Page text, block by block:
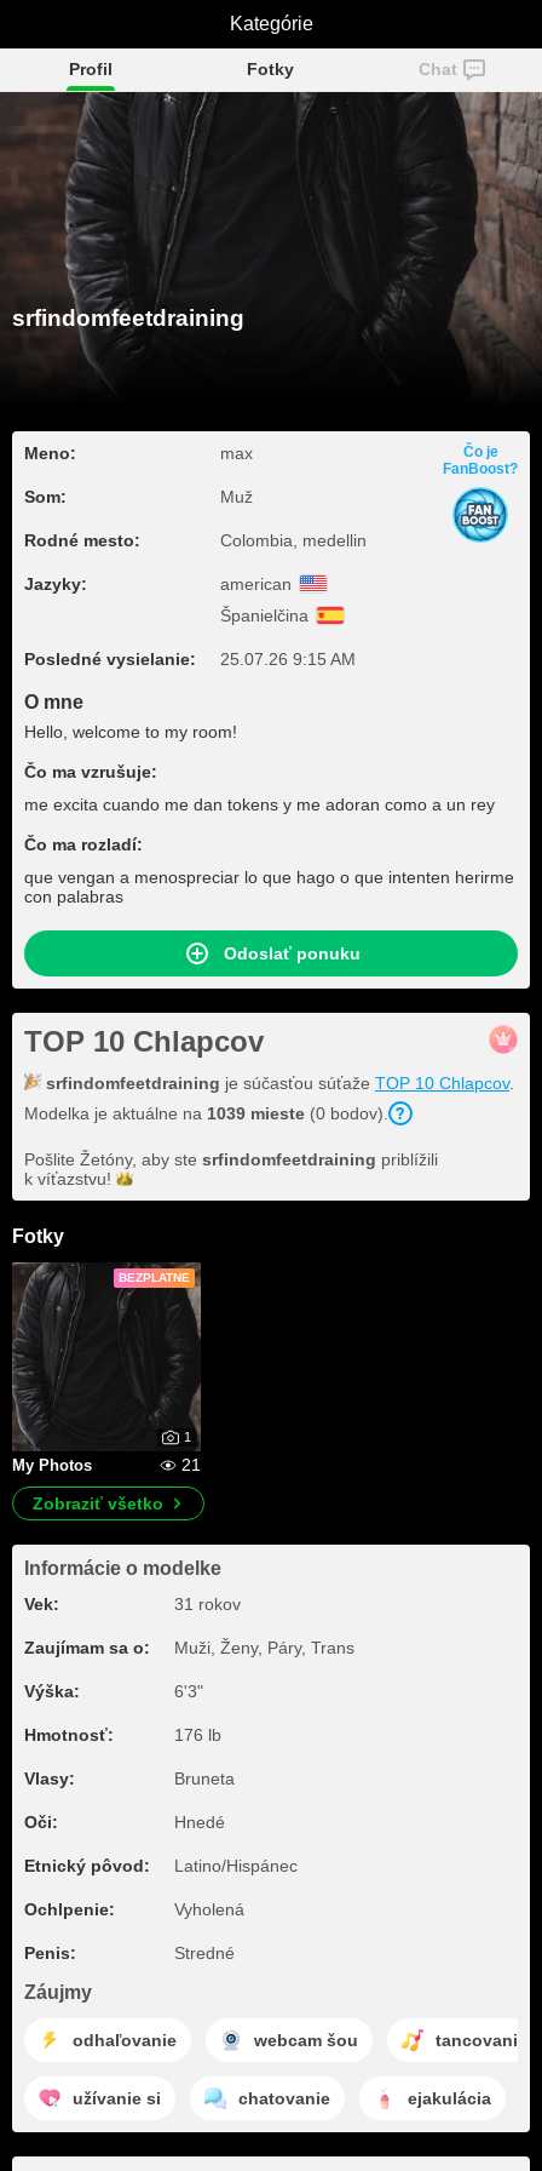
srfindomfeetdraining
Profil Fotky Chat
srfindomfeetdraining
Meno: max
Som: Muž
Rodné mesto: Colombia, medellin
Jazyky:
american
Španielčina
Posledné vysielanie: 25.07.26 9:15 AM
Čo je
FanBoost?
O mne
Hello, welcome to my room!
Čo ma vzrušuje:
me excita cuando me dan tokens y me adoran como a un rey
Čo ma rozladí:
que vengan a menospreciar lo que hago o que intenten herirme
con palabras
Odoslať ponuku
TOP 10 Chlapcov
srfindomfeetdraining je súčasťou súťaže TOP 10 Chlapcov.
Modelka je aktuálne na 1039 mieste (0 bodov).
Pošlite Žetóny, aby ste srfindomfeetdraining priblížili
k víťazstvu!
Fotky
BEZPLATNE
1
My Photos
21
Zobraziť všetko
Informácie o modelke
Vek: 31 rokov
Zaujímam sa o: Muži, Ženy, Páry, Trans
Výška: 6'3"
Hmotnosť: 176 lb
Vlasy: Bruneta
Oči: Hnedé
Etnický pôvod: Latino/Hispánec
Ochlpenie: Vyholená
Penis: Stredné
Záujmy
odhaľovanie webcam šou tancovanie
užívanie si chatovanie ejakulácia
Kategórie